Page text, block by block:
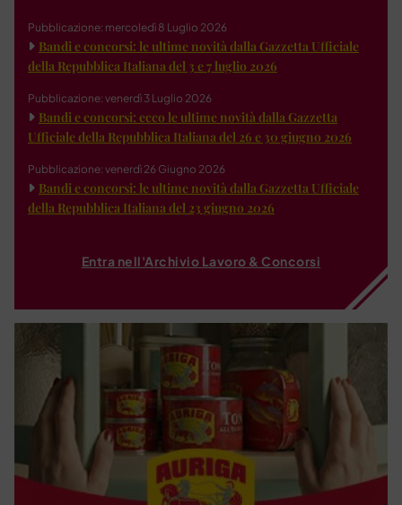
Pubblicazione: mercoledì 8 Luglio 2026
Bandi e concorsi: le ultime novità dalla Gazzetta Ufficiale
della Repubblica Italiana del 3 e 7 luglio 2026
Pubblicazione: venerdì 3 Luglio 2026
Bandi e concorsi: ecco le ultime novità dalla Gazzetta
Ufficiale della Repubblica Italiana del 26 e 30 giugno 2026
Pubblicazione: venerdì 26 Giugno 2026
Bandi e concorsi: le ultime novità dalla Gazzetta Ufficiale
della Repubblica Italiana del 23 giugno 2026
Entra nell'Archivio Lavoro & Concorsi